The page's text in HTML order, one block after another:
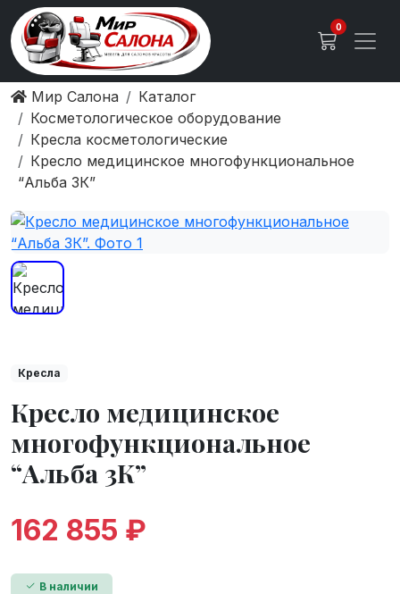
0
Мир Салона
Каталог
Косметологическое оборудование
Кресла косметологические
Кресло медицинское многофункциональное
“Альба 3К”
Кресла
Кресло медицинское
многофункциональное
“Альба 3К”
162 855 ₽
В наличии